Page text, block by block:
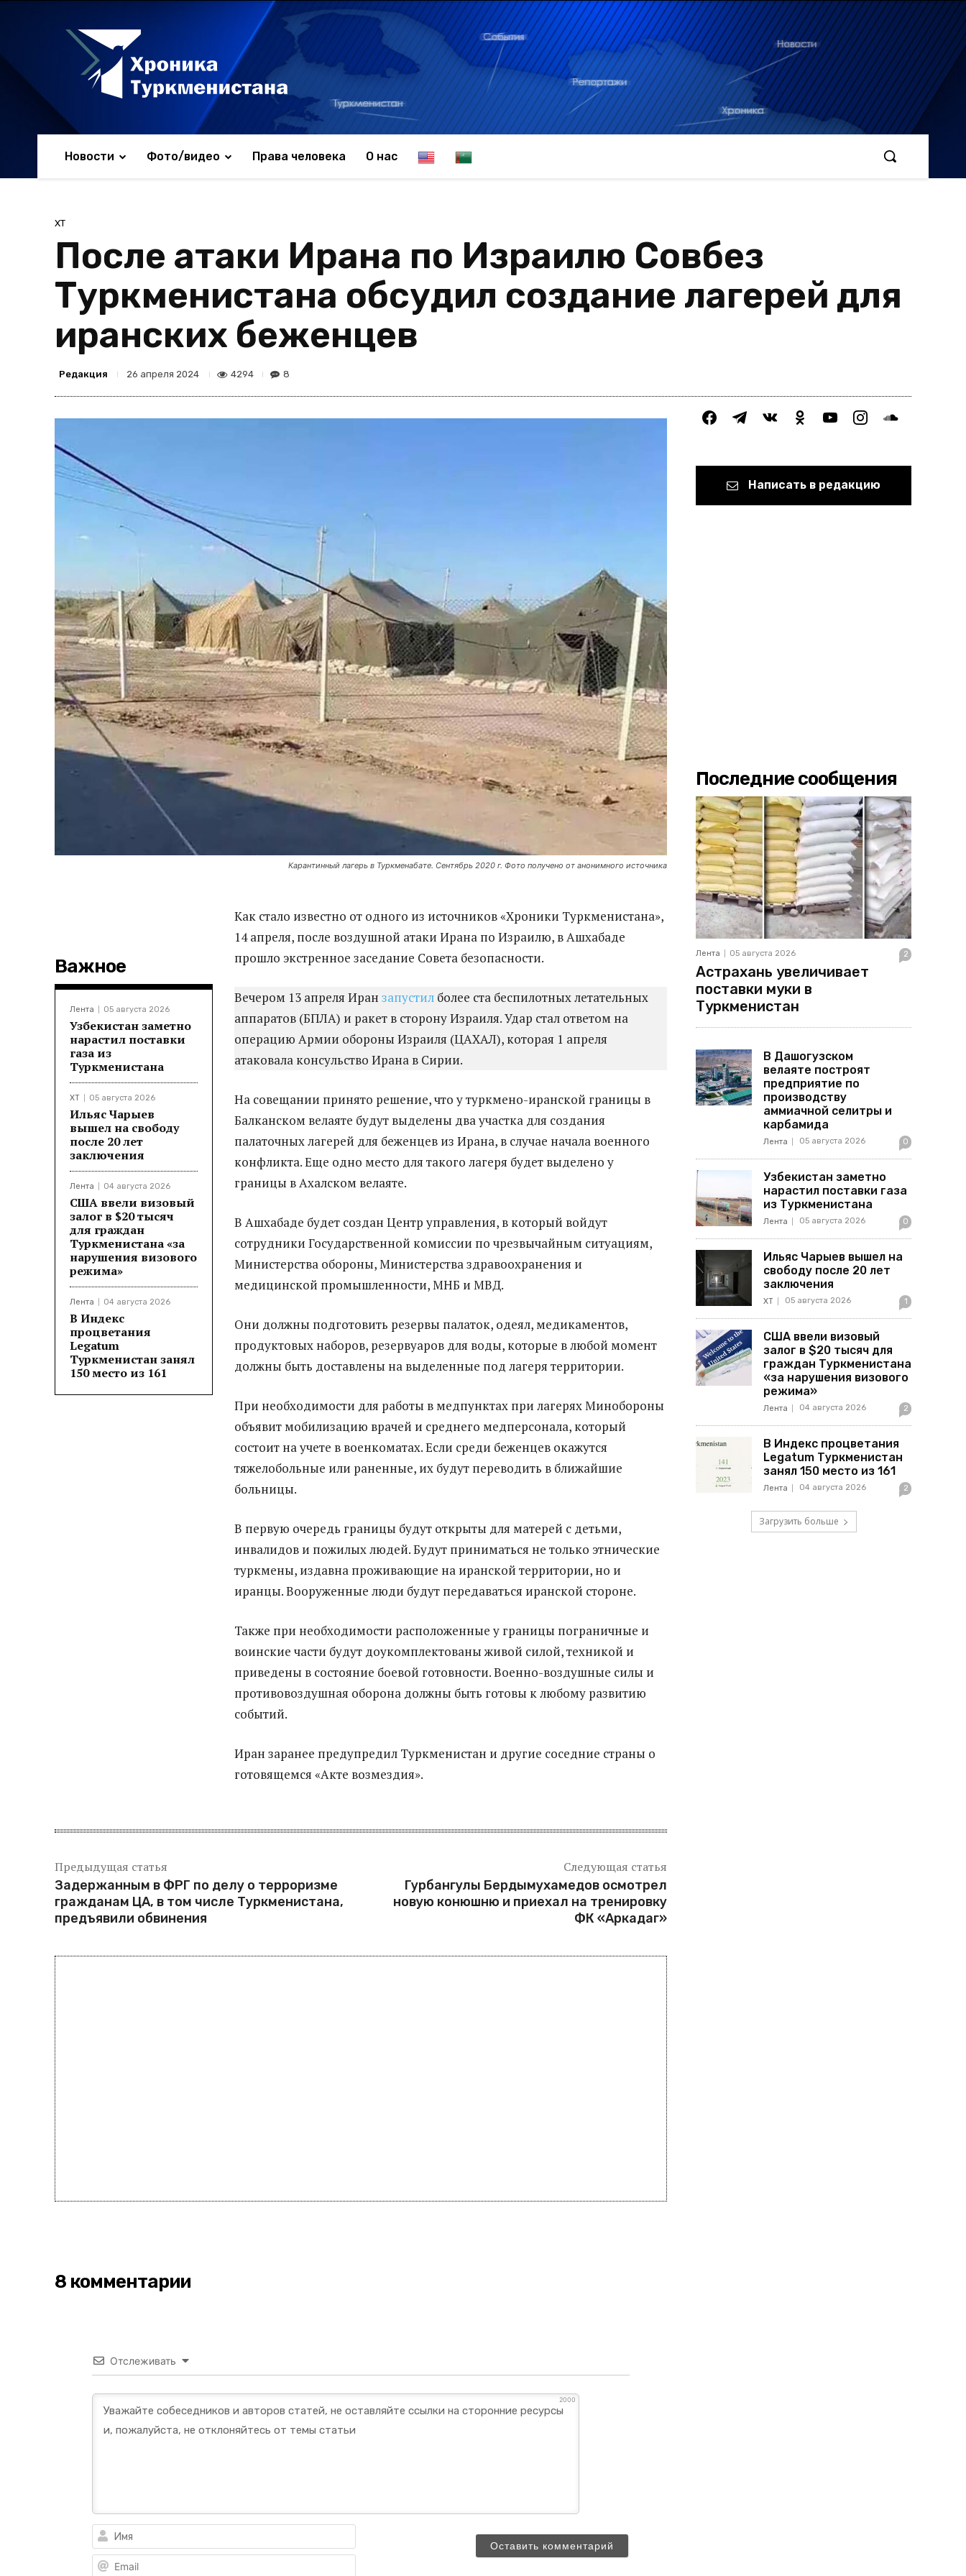
Новости Фото/видео Права человека О нас E
l
h
T
k
n
ХТ
После атаки Ирана по Израилю Совбез
Туркменистана обсудил создание лагерей для
иранских беженцев
Редакция 26 апреля 2024 4294 8
Карантинный лагерь в Туркменабате. Сентябрь 2020 г. Фото получено от анонимного источника
Важное
Лента 05 августа 2026
Узбекистан заметно
нарастил поставки
газа из
Туркменистана
ХТ 05 августа 2026
Ильяс Чарыев
вышел на свободу
после 20 лет
заключения
Лента 04 августа 2026
США ввели визовый
залог в $20 тысяч
для граждан
Туркменистана «за
нарушения визового
режима»
Лента 04 августа 2026
В Индекс
процветания
Legatum
Туркменистан занял
150 место из 161
Как стало известно от одного из источников «Хроники Туркменистана»,
14 апреля, после воздушной атаки Ирана по Израилю, в Ашхабаде
прошло экстренное заседание Совета безопасности.
Вечером 13 апреля Иран запустил более ста беспилотных летательных
аппаратов (БПЛА) и ракет в сторону Израиля. Удар стал ответом на
операцию Армии обороны Израиля (ЦАХАЛ), которая 1 апреля
атаковала консульство Ирана в Сирии.
На совещании принято решение, что у туркмено-иранской границы в
Балканском велаяте будут выделены два участка для создания
палаточных лагерей для беженцев из Ирана, в случае начала военного
конфликта. Еще одно место для такого лагеря будет выделено у
границы в Ахалском велаяте.
В Ашхабаде будет создан Центр управления, в который войдут
сотрудники Государственной комиссии по чрезвычайным ситуациям,
Министерства обороны, Министерства здравоохранения и
медицинской промышленности, МНБ и МВД.
Они должны подготовить резервы палаток, одеял, медикаментов,
продуктовых наборов, резервуаров для воды, которые в любой момент
должны быть доставлены на выделенные под лагеря территории.
При необходимости для работы в медпунктах при лагерях Минобороны
объявит мобилизацию врачей и среднего медперсонала, который
состоит на учете в военкоматах. Если среди беженцев окажутся
тяжелобольные или раненные, их будут переводить в ближайшие
больницы.
В первую очередь границы будут открыты для матерей с детьми,
инвалидов и пожилых людей. Будут приниматься не только этнические
туркмены, издавна проживающие на иранской территории, но и
иранцы. Вооруженные люди будут передаваться иранской стороне.
Также при необходимости расположенные у границы пограничные и
воинские части будут доукомплектованы живой силой, техникой и
приведены в состояние боевой готовности. Военно-воздушные силы и
противовоздушная оборона должны быть готовы к любому развитию
событий.
Иран заранее предупредил Туркменистан и другие соседние страны о
готовящемся «Акте возмездия».
Предыдущая статья
Задержанным в ФРГ по делу о терроризме
гражданам ЦА, в том числе Туркменистана,
предъявили обвинения
Следующая статья
Гурбангулы Бердымухамедов осмотрел
новую конюшню и приехал на тренировку
ФК «Аркадаг»
8 комментарии
Отслеживать
2000
facebooktelegramvkontakteodnoklassniki
youtubeinstagramsoundcloud
Написать в редакцию
Последние сообщения
Лента 05 августа 2026 2
Астрахань увеличивает
поставки муки в
Туркменистан
В Дашогузском
велаяте построят
предприятие по
производству
аммиачной селитры и
карбамида
Лента 05 августа 2026 0
Узбекистан заметно
нарастил поставки газа
из Туркменистана
Лента 05 августа 2026 0
Ильяс Чарыев вышел на
свободу после 20 лет
заключения
ХТ 05 августа 2026 1
США ввели визовый
залог в $20 тысяч для
граждан Туркменистана
«за нарушения визового
режима»
Лента 04 августа 2026 2
В Индекс процветания
Legatum Туркменистан
занял 150 место из 161
Лента 04 августа 2026 2
Загрузить больше